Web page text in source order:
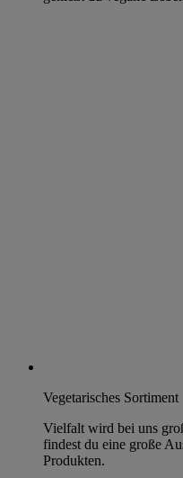
Vegetarisches Sortiment
Vielfalt wird bei uns
findest du eine große
Produkten.